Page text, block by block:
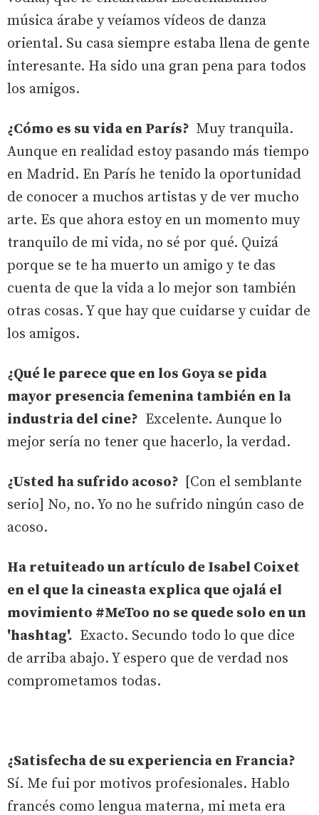
música árabe y veíamos vídeos de danza
oriental. Su casa siempre estaba llena de gente
interesante. Ha sido una gran pena para todos
los amigos.
¿Cómo es su vida en París? Muy tranquila.
Aunque en realidad estoy pasando más tiempo
en Madrid. En París he tenido la oportunidad
de conocer a muchos artistas y de ver mucho
arte. Es que ahora estoy en un momento muy
tranquilo de mi vida, no sé por qué. Quizá
porque se te ha muerto un amigo y te das
cuenta de que la vida a lo mejor son también
otras cosas. Y que hay que cuidarse y cuidar de
los amigos.
¿Qué le parece que en los Goya se pida
mayor presencia femenina también en la
industria del cine? Excelente. Aunque lo
mejor sería no tener que hacerlo, la verdad.
¿Usted ha sufrido acoso? [Con el semblante
serio] No, no. Yo no he sufrido ningún caso de
acoso.
Ha retuiteado un artículo de Isabel Coixet
en el que la cineasta explica que ojalá el
movimiento #MeToo no se quede solo en un
'hashtag'. Exacto. Secundo todo lo que dice
de arriba abajo. Y espero que de verdad nos
comprometamos todas.
¿Satisfecha de su experiencia en Francia?
Sí. Me fui por motivos profesionales. Hablo
francés como lengua materna, mi meta era